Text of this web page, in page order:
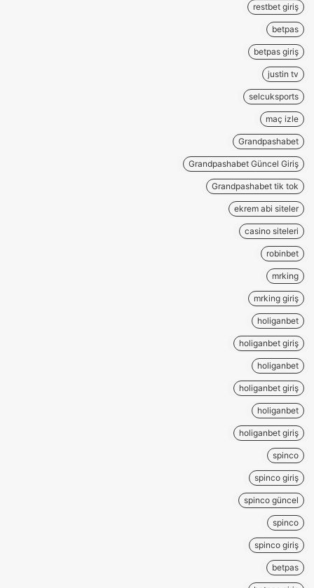
restbet giriş
betpas
betpas giriş
justin tv
selcuksports
maç izle
Grandpashabet
Grandpashabet Güncel Giriş
Grandpashabet tik tok
ekrem abi siteler
casino siteleri
robinbet
mrking
mrking giriş
holiganbet
holiganbet giriş
holiganbet
holiganbet giriş
holiganbet
holiganbet giriş
spinco
spinco giriş
spinco güncel
spinco
spinco giriş
betpas